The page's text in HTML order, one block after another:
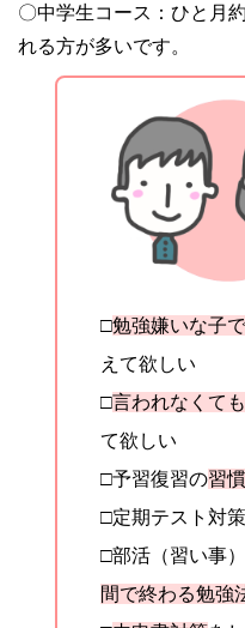
〇中学生コース：ひと月
れる方が多いです。
□勉強嫌いな子
えて欲しい
□言われなくても
て欲しい
□予習復習の習
□定期テスト対
□部活（習い事
間で終わる勉強